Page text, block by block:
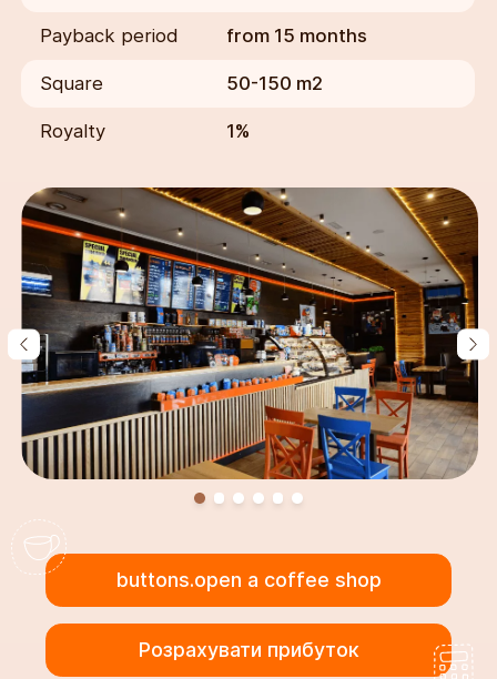
Payback period from 15 months
Square 50-150 m2
Royalty 1%
buttons.open a coffee shop
Розрахувати прибуток